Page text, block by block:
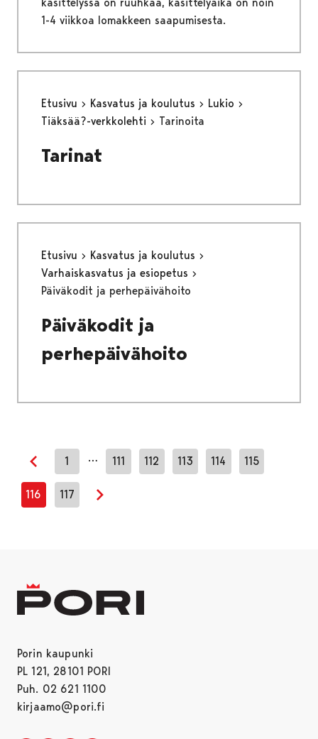
1-4 viikkoa lomakkeen saapumisesta.
Etusivu Kasvatus ja koulutus
Lukio
Tiäksää?-verkkolehti
Tarinoita
Tarinat
Etusivu
Kasvatus ja koulutus
Varhaiskasvatus ja esiopetus
Päiväkodit ja perhepäivähoito
Päiväkodit ja
perhepäivähoito
Edellinen sivu
1 … 111 112 113 114 115
116 117
Porin kaupunki
PL 121, 28101 PORI
Puh. 02 621 1100
kirjaamo@pori.fi